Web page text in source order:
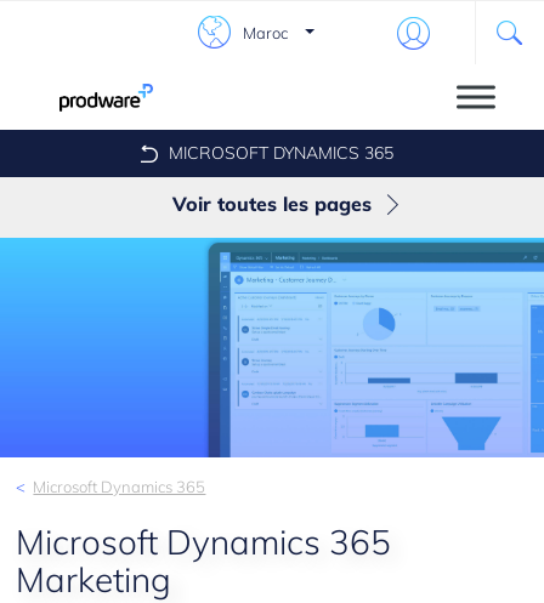
Maroc
MICROSOFT DYNAMICS 365
Voir toutes les pages
Finance & Operations
Retail
Sales
Marketing
Project service automation
Microsoft Dynamics 365
Microsoft Dynamics 365
Marketing